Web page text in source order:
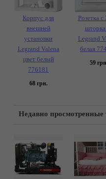
Корпус для
внешней
установки
Legrand Valena
цвет белый
776181
68грн.
Розетка
Legrand
белая
59
Недавно просмотренные